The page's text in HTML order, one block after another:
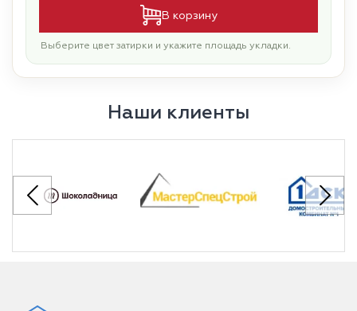
В корзину
Выберите цвет затирки и укажите площадь укладки.
Наши клиенты